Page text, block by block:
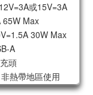
或15V=3A
65W Max
30W Max
A
頭
熱帶地區使用